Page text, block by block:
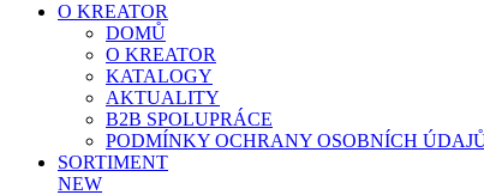
O KREATOR
DOMŮ
O KREATOR
KATALOGY
AKTUALITY
B2B SPOLUPRÁCE
PODMÍNKY OCHRANY OSOBNÍCH
SORTIMENT
NEW